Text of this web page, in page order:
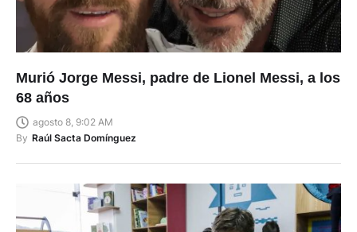
Murió Jorge Messi, padre de Lionel Messi, a los
68 años
agosto 8, 9:02 AM
By Raúl Sacta Domínguez